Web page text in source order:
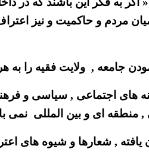
مردم و حاکمیت و نیز
جامعه , ولایت فقیه را به
های اجتماعی , سیاسی و
منطقه ای و بین المللی نمی
, شعارها و شیوه های